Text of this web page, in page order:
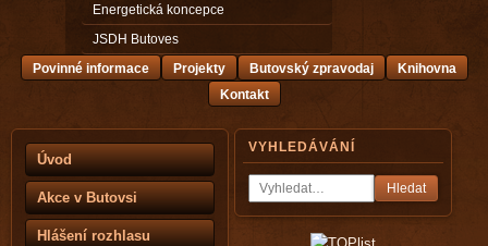
Úvod
Akce v Butovsi
Hlášení rozhlasu
VYHLEDÁVÁNÍ
Hledat
Energetická koncepce
JSDH Butoves
Povinné informace Projekty Butovský zpravodaj
Knihovna
Kontakt